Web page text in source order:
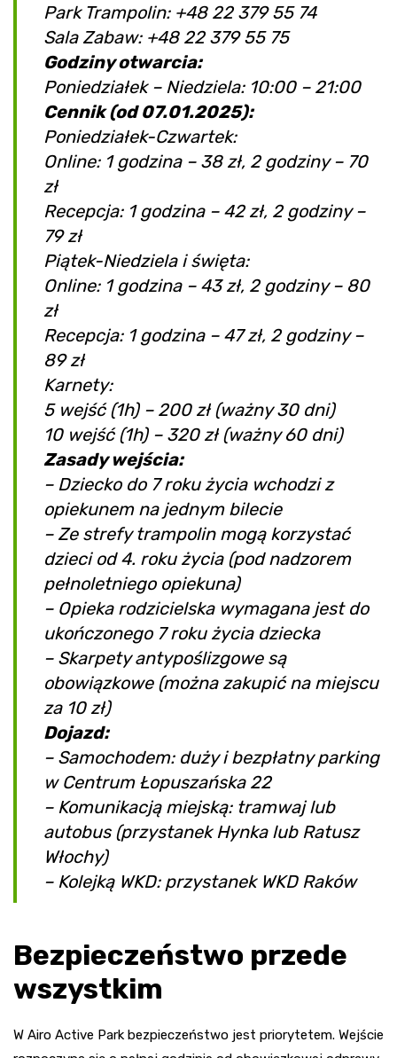
Park Trampolin: +48 22 379 55 74
Sala Zabaw: +48 22 379 55 75
Godziny otwarcia:
Poniedziałek – Niedziela: 10:00 – 21:00
Cennik (od 07.01.2025):
Poniedziałek-Czwartek:
Online: 1 godzina – 38 zł, 2 godziny – 70
zł
Recepcja: 1 godzina – 42 zł, 2 godziny –
79 zł
Piątek-Niedziela i święta:
Online: 1 godzina – 43 zł, 2 godziny – 80
zł
Recepcja: 1 godzina – 47 zł, 2 godziny –
89 zł
Karnety:
5 wejść (1h) – 200 zł (ważny 30 dni)
10 wejść (1h) – 320 zł (ważny 60 dni)
Zasady wejścia:
– Dziecko do 7 roku życia wchodzi z
opiekunem na jednym bilecie
– Ze strefy trampolin mogą korzystać
dzieci od 4. roku życia (pod nadzorem
pełnoletniego opiekuna)
– Opieka rodzicielska wymagana jest do
ukończonego 7 roku życia dziecka
– Skarpety antypoślizgowe są
obowiązkowe (można zakupić na miejscu
za 10 zł)
Dojazd:
– Samochodem: duży i bezpłatny parking
w Centrum Łopuszańska 22
– Komunikacją miejską: tramwaj lub
autobus (przystanek Hynka lub Ratusz
Włochy)
– Kolejką WKD: przystanek WKD Raków
Bezpieczeństwo przede
wszystkim
W Airo Active Park bezpieczeństwo jest priorytetem. Wejście